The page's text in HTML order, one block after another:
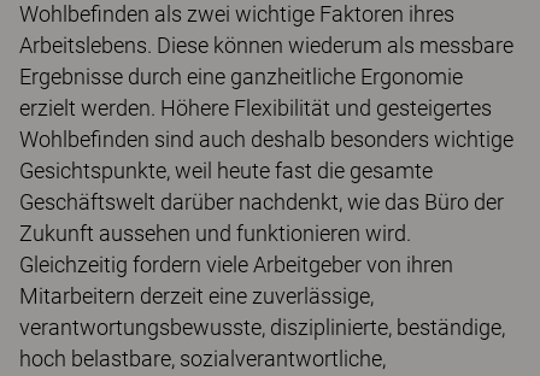
Wohlbefinden als zwei wichtige Faktoren ihres
Arbeitslebens. Diese können wiederum als messbare
Ergebnisse durch eine ganzheitliche Ergonomie
erzielt werden. Höhere Flexibilität und gesteigertes
Wohlbefinden sind auch deshalb besonders wichtige
Gesichtspunkte, weil heute fast die gesamte
Geschäftswelt darüber nachdenkt, wie das Büro der
Zukunft aussehen und funktionieren wird.
Gleichzeitig fordern viele Arbeitgeber von ihren
Mitarbeitern derzeit eine zuverlässige,
verantwortungsbewusste, disziplinierte, beständige,
hoch belastbare, sozialverantwortliche,